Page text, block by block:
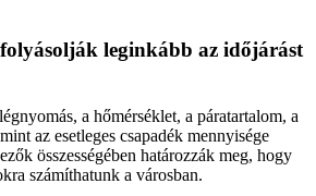
leginkább az időjárást
a hőmérséklet, a páratartalom, a
az esetleges csapadék mennyisége
összességében határozzák meg, hogy
számíthatunk a városban.